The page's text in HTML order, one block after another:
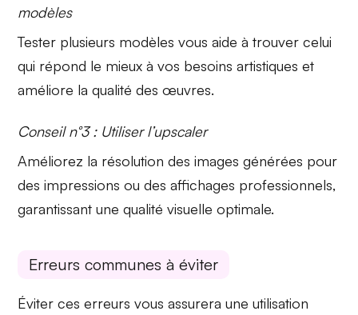
modèles
Tester plusieurs modèles vous aide à trouver celui
qui répond le mieux à vos besoins artistiques et
améliore la qualité des œuvres.
Conseil n°3 : Utiliser l’upscaler
Améliorez la résolution des images générées pour
des impressions ou des affichages professionnels,
garantissant une qualité visuelle optimale.
Erreurs communes à éviter
Éviter ces erreurs vous assurera une utilisation